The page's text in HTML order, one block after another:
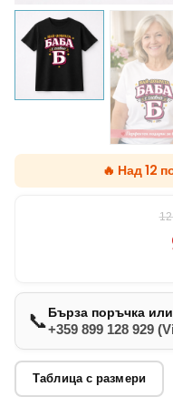
🔥 Над 12
📞Бърза поръчка
+359 899 128 929
Таблица с размери